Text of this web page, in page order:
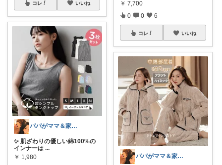
コレ いいね
パパがママ＆家族の笑顔の為に選ぶ品😆
✨ 肌ざわりの優しい綿100%の
インナーは ...
￥ 1,980
￥ 7,700
0 0 6
コレ いいね
パパがママ＆家族の笑顔の為に選ぶ品😆